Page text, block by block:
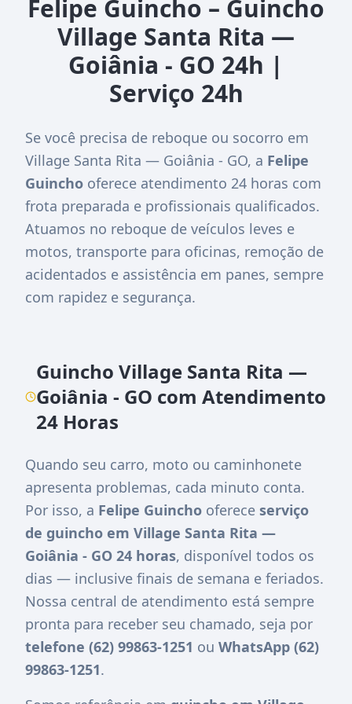
Felipe Guincho – Guincho
Village Santa Rita —
Goiânia - GO 24h |
Serviço 24h
Se você precisa de reboque ou socorro em
Village Santa Rita — Goiânia - GO, a Felipe
Guincho oferece atendimento 24 horas com
frota preparada e profissionais qualificados.
Atuamos no reboque de veículos leves e
motos, transporte para oficinas, remoção de
acidentados e assistência em panes, sempre
com rapidez e segurança.
Guincho Village Santa Rita —
Goiânia - GO com Atendimento
24 Horas
Quando seu carro, moto ou caminhonete
apresenta problemas, cada minuto conta.
Por isso, a Felipe Guincho oferece serviço
de guincho em Village Santa Rita —
Goiânia - GO 24 horas, disponível todos os
dias — inclusive finais de semana e feriados.
Nossa central de atendimento está sempre
pronta para receber seu chamado, seja por
telefone (62) 99863-1251 ou WhatsApp (62)
99863-1251.